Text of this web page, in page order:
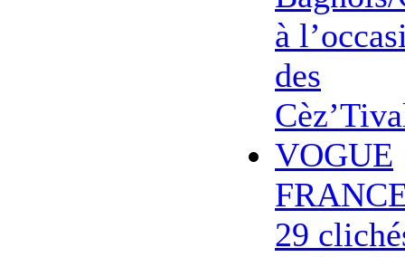
à
des
VOGUE
29